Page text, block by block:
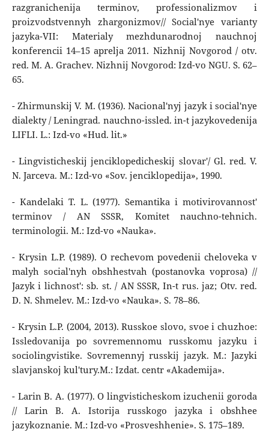
razgranichenija terminov, professionalizmov i
proizvodstvennyh zhargonizmov// Social'nye varianty
jazyka-VII: Materialy mezhdunarodnoj nauchnoj
konferencii 14–15 aprelja 2011. Nizhnij Novgorod / otv.
red. M. A. Grachev. Nizhnij Novgorod: Izd-vo NGU. S. 62–
65.
- Zhirmunskij V. M. (1936). Nacional'nyj jazyk i social'nye
dialekty / Leningrad. nauchno-issled. in-t jazykovedenija
LIFLI. L.: Izd-vo «Hud. lit.»
- Lingvisticheskij jenciklopedicheskij slovar'/ Gl. red. V.
N. Jarceva. M.: Izd-vo «Sov. jenciklopedija», 1990.
- Kandelaki T. L. (1977). Semantika i motivirovannost'
terminov / AN SSSR, Komitet nauchno-tehnich.
terminologii. M.: Izd-vo «Nauka».
- Krysin L.P. (1989). O rechevom povedenii cheloveka v
malyh social'nyh obshhestvah (postanovka voprosa) //
Jazyk i lichnost': sb. st. / AN SSSR, In-t rus. jaz; Otv. red.
D. N. Shmelev. M.: Izd-vo «Nauka». S. 78–86.
- Krysin L.P. (2004, 2013). Russkoe slovo, svoe i chuzhoe:
Issledovanija po sovremennomu russkomu jazyku i
sociolingvistike. Sovremennyj russkij jazyk. M.: Jazyki
slavjanskoj kul'tury.M.: Izdat. centr «Akademija».
- Larin B. A. (1977). O lingvisticheskom izuchenii goroda
// Larin B. A. Istorija russkogo jazyka i obshhee
jazykoznanie. M.: Izd-vo «Prosveshhenie». S. 175–189.